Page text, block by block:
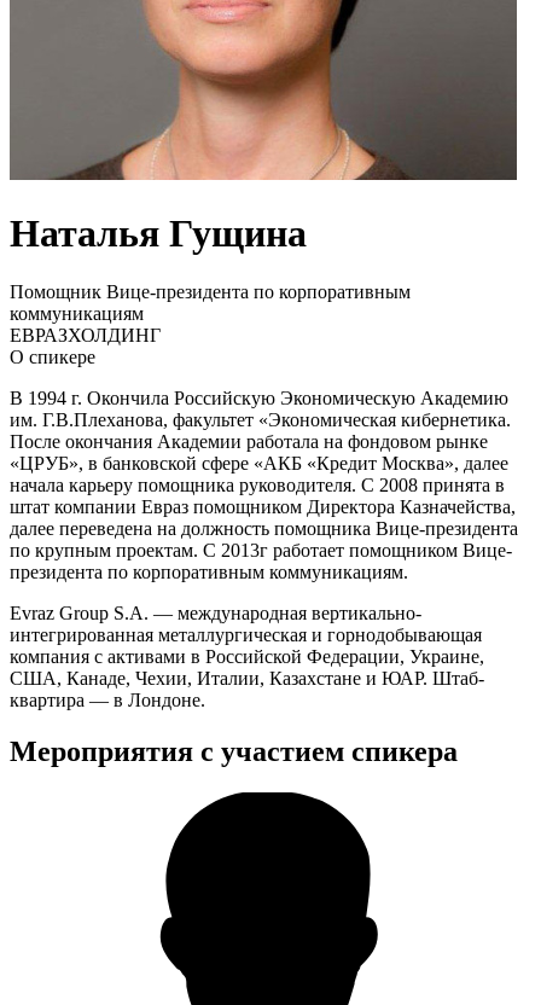
Наталья Гущина
Помощник Вице-президента по корпоративным
коммуникациям
ЕВРАЗХОЛДИНГ
О спикере
В 1994 г. Окончила Российскую Экономическую Академию
им. Г.В.Плеханова, факультет «Экономическая кибернетика.
После окончания Академии работала на фондовом рынке
«ЦРУБ», в банковской сфере «АКБ «Кредит Москва», далее
начала карьеру помощника руководителя. С 2008 принята в
штат компании Евраз помощником Директора Казначейства,
далее переведена на должность помощника Вице-президента
по крупным проектам. С 2013г работает помощником Вице-
президента по корпоративным коммуникациям.
Evraz Group S.A. — международная вертикально-
интегрированная металлургическая и горнодобывающая
компания с активами в Российской Федерации, Украине,
США, Канаде, Чехии, Италии, Казахстане и ЮАР. Штаб-
квартира — в Лондоне.
Мероприятия с участием спикера